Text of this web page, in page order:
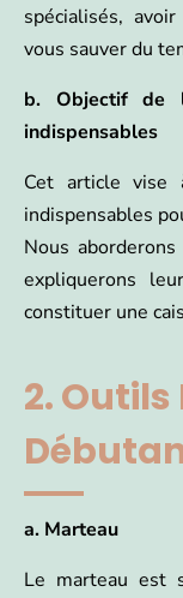
spécialisés,
vous sauver du
b. Objectif de
indispensables
Cet article vise
indispensables
Nous
expliquerons
constituer une
2. Outils
a. Marteau
Le marteau est